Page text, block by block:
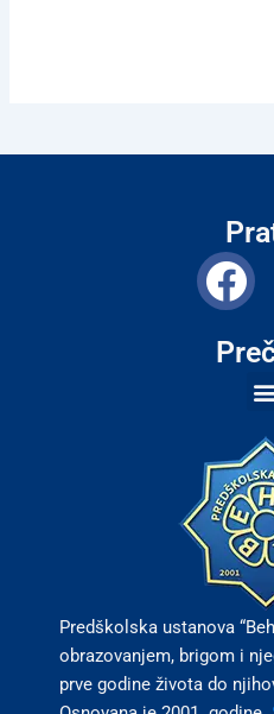
F
a
c
b
o
o
k
Predškolska ustanova
obrazovanjem, brigom i
prve godine života do